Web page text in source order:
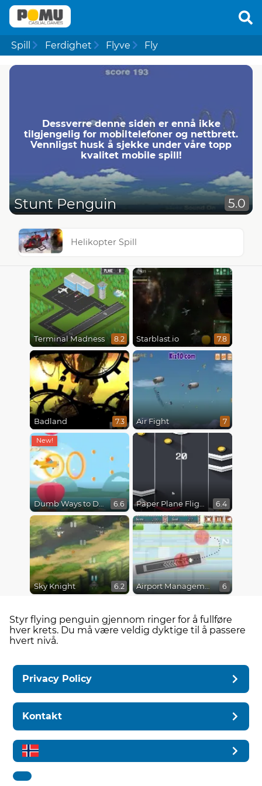
Spill Ferdighet Flyve Fly
Dessverre denne siden er ennå ikke
tilgjengelig for mobiltelefoner og nettbrett.
Vennligst husk å sjekke under våre topp
kvalitet mobile spill!
Stunt Penguin 5.0
Helikopter Spill
Terminal Madness 8.2 Starblast.io 7.8
Badland 7.3 Air Fight 7
Dumb Ways to Die 3: World Tour 6.6 Paper Plane Flight 6.4
Sky Knight 6.2 Airport Management 2 6
Styr flying penguin gjennom ringer for å fullføre
hver krets. Du må være veldig dyktige til å passere
hvert nivå.
Privacy Policy
Kontakt